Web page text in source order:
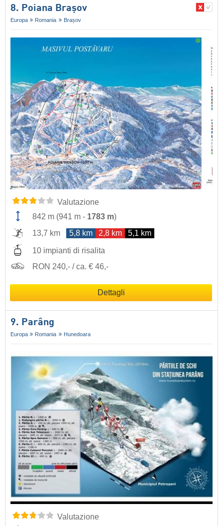
8. Poiana Brașov
Europa Romania Brașov
Valutazione
842 m (941 m - 1783 m)
13,7 km
5,8 km 2,8 km 5,1 km
10 impianti di risalita
RON 240,- / ca. € 46,-
Dettagli
9. Parâng
Europa Romania Hunedoara
Valutazione